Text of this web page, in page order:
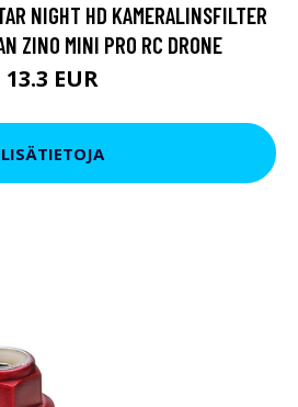
NIGHT HD KAMERALINSFILTER
ZINO MINI PRO RC DRONE
13.3 EUR
LISÄTIETOJA